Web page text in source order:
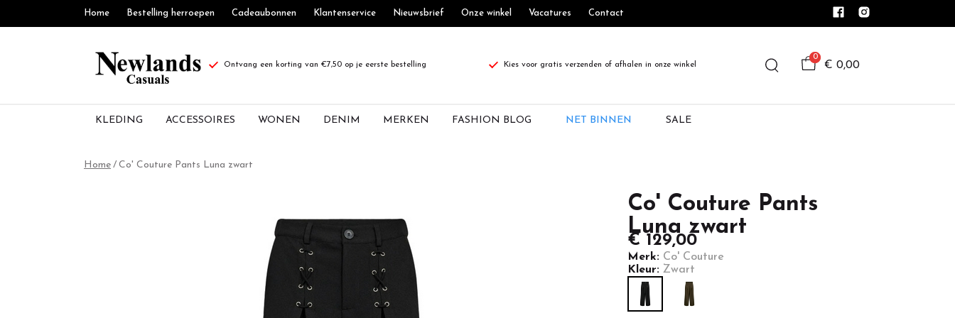
Home Bestelling herroepen Cadeaubonnen Klantenservice Nieuwsbrief Onze winkel Vacatures Contact
Ontvang een korting van €7,50 op je eerste bestelling Kies voor gratis verzenden of afhalen in onze winkel
0
€ 0,00
KLEDING ACCESSOIRES WONEN DENIM MERKEN FASHION BLOG NET BINNEN SALE
Home Co' Couture Pants Luna zwart
Co' Couture Pants
Luna zwart
€ 129,00
Merk: Co' Couture
Kleur: Zwart